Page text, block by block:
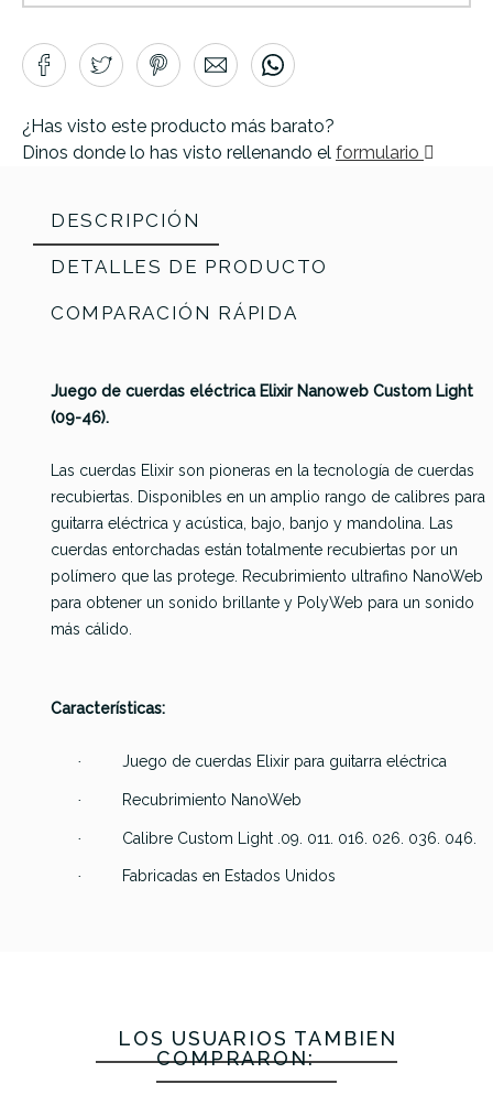
¿Has visto este producto más barato?
Dinos donde lo has visto rellenando el formulario
DESCRIPCIÓN
DETALLES DE PRODUCTO
COMPARACIÓN RÁPIDA
Juego de cuerdas eléctrica Elixir Nanoweb Custom Light
(09-46).
Las cuerdas Elixir son pioneras en la tecnología de cuerdas
recubiertas. Disponibles en un amplio rango de calibres para
guitarra eléctrica y acústica, bajo, banjo y mandolina. Las
cuerdas entorchadas están totalmente recubiertas por un
polímero que las protege. Recubrimiento ultrafino NanoWeb
para obtener un sonido brillante y PolyWeb para un sonido
más cálido.
Características:
· Juego de cuerdas Elixir para guitarra eléctrica
· Recubrimiento NanoWeb
· Calibre Custom Light .09. 011. 016. 026. 036. 046.
· Fabricadas en Estados Unidos
ReferenciaJUEGGUIELX030
Light (11-
La Bella
VSE946
La Bella
VSE1046
Juego
Cuerdas
24,50 € 24,50 € 21,70 €
No hay características para comparar
LOS USUARIOS TAMBIÉN
COMPRARON: